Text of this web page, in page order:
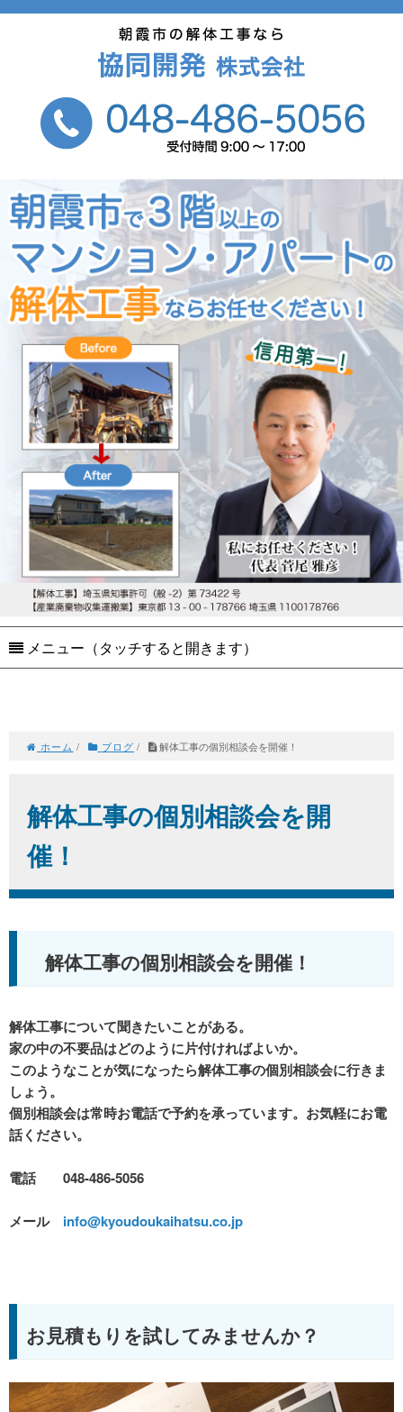
メニュー（タッチすると開きます）
ホーム / ブログ / 解体工事の個別相談会を開催！
解体工事の個別相談会を開
催！
解体工事の個別相談会を開催！
解体工事について聞きたいことがある。
家の中の不要品はどのように片付ければよいか。
このようなことが気になったら解体工事の個別相談会に行きま
しょう。
個別相談会は常時お電話で予約を承っています。お気軽にお電
話ください。
電話 048-486-5056
メール info@kyoudoukaihatsu.co.jp
お見積もりを試してみませんか？